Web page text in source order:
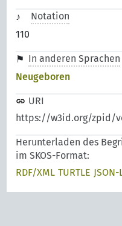
Notation
110
In anderen Sprachen
Neugeboren
URI
https://w3id.org/zpid/
Herunterladen des
im SKOS-Format:
RDF/XML TURTLE JSON-